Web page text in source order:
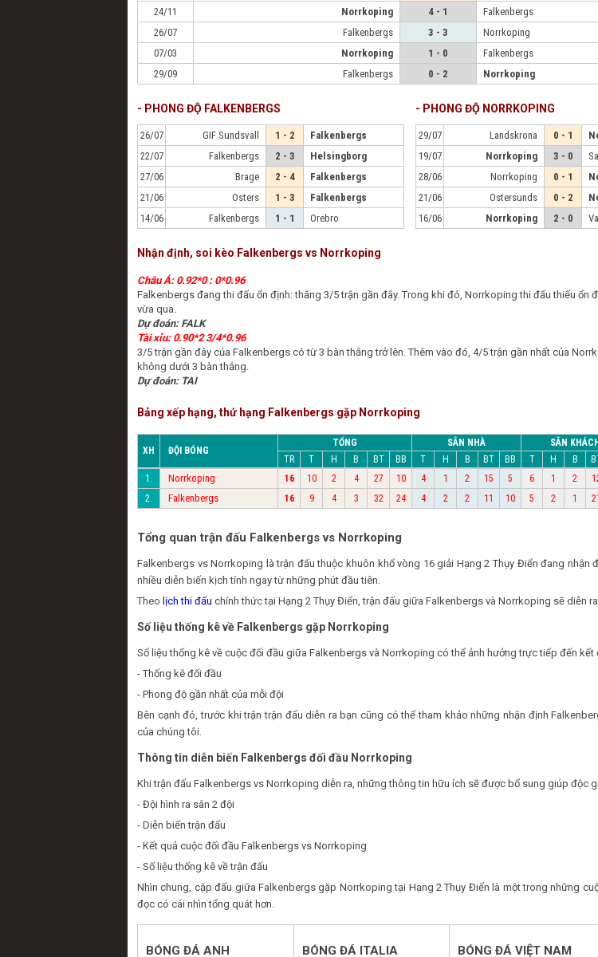
24/11
Norrkoping 4 - 1
Falkenbergs
26/07
Falkenbergs 3 - 3
Norrkoping
07/03
Norrkoping 1 - 0
Falkenbergs
29/09
Falkenbergs 0 - 2 Norrkoping
- PHONG ĐỘ FALKENBERGS
26/07 GIF Sundsvall 1 - 2
Falkenbergs
22/07
Falkenbergs 2 - 3
Helsingborg
27/06
Brage 2 - 4
Falkenbergs
21/06
Osters 1 - 3
Falkenbergs
14/06
Falkenbergs 1 - 1 Orebro
- PHONG ĐỘ NORRKOPING
29/07 Landskrona 0 - 1
19/07
Norrkoping 3 - 0
28/06
Norrkoping 0 - 1
21/06
Ostersunds 0 - 2
16/06
Norrkoping 2 - 0
Nhận định, soi kèo Falkenbergs vs Norrkoping
Châu Á: 0.92*0 : 0*0.96
Falkenbergs đang thi đấu ổn định: thắng 3/5 trận gần đây. Trong khi đó, Norrkoping thi đấu thiếu ổn
vừa qua.
Dự đoán: FALK
Tài xỉu: 0.90*2 3/4*0.96
3/5 trận gần đây của Falkenbergs có từ 3 bàn thắng trở lên. Thêm vào đó, 4/5 trận gần nhất của
không dưới 3 bàn thắng.
Dự đoán: TAI
Bảng xếp hạng, thứ hạng Falkenbergs gặp Norrkoping
XH ĐỘI BÓNG
TỔNG SÂN NHÀ SÂN
TR T H B BT BB T H B BT BB T H B
1.
Norrkoping 16 10 2 4 27 10 4 1 2 15 5 6 1 2
2.
Falkenbergs 16 9 4 3 32 24 4 2 2 11 10 5 2 1
Tổng quan trận đấu Falkenbergs vs Norrkoping
Falkenbergs vs Norrkoping là trận đấu thuộc khuôn khổ vòng 16 giải Hạng 2 Thụy Điển đang
nhiều diễn biến kịch tính ngay từ những phút đầu tiên.
Theo lịch thi đấu chính thức tại Hạng 2 Thụy Điển, trận đấu giữa Falkenbergs và Norrkoping sẽ diễn
Số liệu thống kê về Falkenbergs gặp Norrkoping
Số liệu thống kê về cuộc đối đầu giữa Falkenbergs và Norrkoping có thể ảnh hưởng trực tiếp đến
- Thống kê đối đầu
- Phong độ gần nhất của mỗi đội
Bên cạnh đó, trước khi trận trận đấu diễn ra bạn cũng có thể tham khảo những nhận định
của chúng tôi.
Thông tin diễn biến Falkenbergs đối đầu Norrkoping
Khi trận đấu Falkenbergs vs Norrkoping diễn ra, những thông tin hữu ích sẽ được bổ sung giúp độc
- Đội hình ra sân 2 đội
- Diễn biến trận đấu
- Kết quả cuộc đối đầu Falkenbergs vs Norrkoping
- Số liệu thống kê về trận đấu
Nhìn chung, cặp đấu giữa Falkenbergs gặp Norrkoping tại Hạng 2 Thụy Điển là một trong những
đọc có cái nhìn tổng quát hơn.
BÓNG ĐÁ ANH BÓNG ĐÁ ITALIA BÓNG ĐÁ VIỆT NAM